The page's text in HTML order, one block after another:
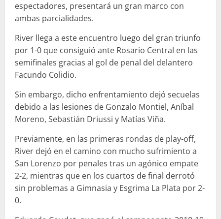
espectadores, presentará un gran marco con
ambas parcialidades.
River llega a este encuentro luego del gran triunfo
por 1-0 que consiguió ante Rosario Central en las
semifinales gracias al gol de penal del delantero
Facundo Colidio.
Sin embargo, dicho enfrentamiento dejó secuelas
debido a las lesiones de Gonzalo Montiel, Aníbal
Moreno, Sebastián Driussi y Matías Viña.
Previamente, en las primeras rondas de play-off,
River dejó en el camino con mucho sufrimiento a
San Lorenzo por penales tras un agónico empate
2-2, mientras que en los cuartos de final derrotó
sin problemas a Gimnasia y Esgrima La Plata por 2-
0.